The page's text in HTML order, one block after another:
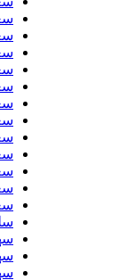
سعید عرب
سعید
سعید
سعید
سعید
سعید
سعید
سعید
سعید
سعید
سعید موذن
سعید
سلی خان
سهراب
سهراب